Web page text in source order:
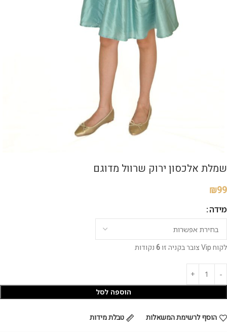
שמלת אלכסון ירוק שרוול מדוגם
₪99
מידה
לקוח Vip צובר בקניה זו 6נקודות
הוספה לסל
הוסף לרשימת המשאלות
טבלת מידות